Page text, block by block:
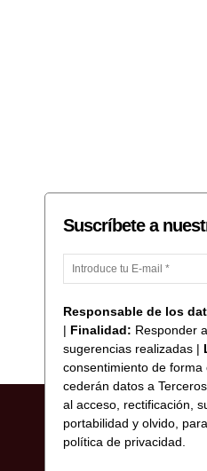
Suscríbete a
Responsable de los
| Finalidad: Responder
sugerencias realizadas |
consentimiento de forma
cederán datos a
al acceso, rectificación,
portabilidad y olvido,
política de privacidad.